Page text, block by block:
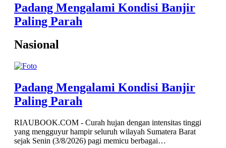
Padang Mengalami Kondisi Banjir
Paling Parah
Nasional
Padang Mengalami Kondisi Banjir
Paling Parah
RIAUBOOK.COM - Curah hujan dengan intensitas tinggi
yang mengguyur hampir seluruh wilayah Sumatera Barat
sejak Senin (3/8/2026) pagi memicu berbagai…